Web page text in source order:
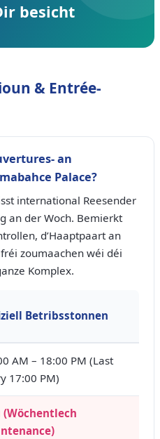
besicht
& Entrée-
an
Palace?
international Reesender
an der Woch. Bemierkt
d’Haaptpaart an
zoumaachen wéi déi
Komplex.
Betribsstonnen
AM – 18:00 PM (Last
17:00 PM)
(Wöchentlech